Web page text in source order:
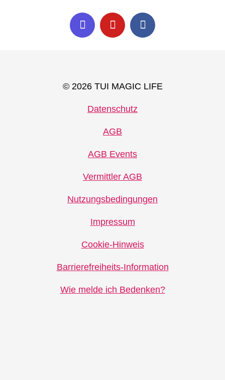
© 2026 TUI MAGIC LIFE
Datenschutz
AGB
AGB Events
Vermittler AGB
Nutzungsbedingungen
Impressum
Cookie-Hinweis
Barrierefreiheits-Information
Wie melde ich Bedenken?